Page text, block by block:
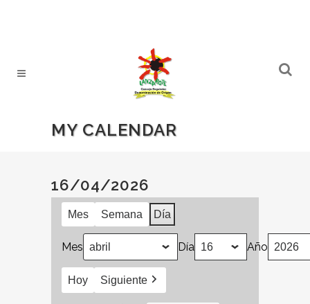
MY CALENDAR
16/04/2026
Mes Semana Día
Mes Día Año
Hoy Siguiente